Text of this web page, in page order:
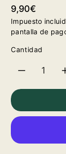
Precio
habitual
9,90€
Impuesto
pantalla de
Cantidad